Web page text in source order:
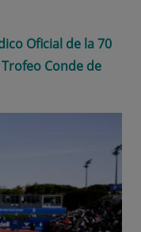
Oficial de la 70
Conde de